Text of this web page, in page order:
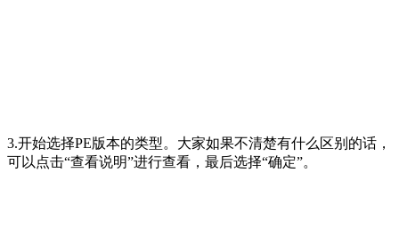
3.开始选择PE版本的类型。大家如果不清楚有什么区别的话，
可以点击“查看说明”进行查看，最后选择“确定”。